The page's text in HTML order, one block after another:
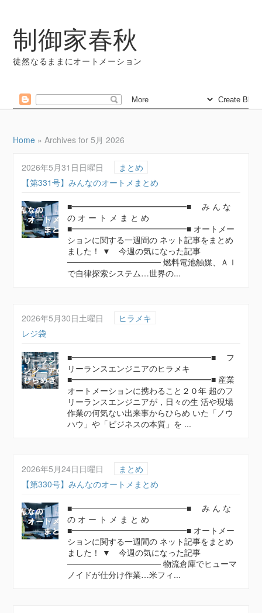
制御家春秋
徒然なるままにオートメーション
Home »Archives for 5月 2026
2026年5月31日日曜日
まとめ
【第331号】みんなのオートメまとめ
■━━━━━━━━━━━━━━■ み ん な
の オ ー ト メ ま と め
■━━━━━━━━━━━━━━■ オートメー
ションに関する一週間の ネット記事をまとめ
ました！ ▼ 今週の気になった記事
──────────────── 燃料電池触媒、ＡＩ
で自律探索システム…世界の...
2026年5月30日土曜日
ヒラメキ
レジ袋
■━━━━━━━━━━━━━━━━━■ フ
リーランスエンジニアのヒラメキ
■━━━━━━━━━━━━━━━━━■ 産業
オートメーションに携わること２０年 超のフ
リーランスエンジニアが，日々の生 活や現場
作業の何気ない出来事からひらめ いた「ノウ
ハウ」や「ビジネスの本質」を ...
2026年5月24日日曜日
まとめ
【第330号】みんなのオートメまとめ
■━━━━━━━━━━━━━━■ み ん な
の オ ー ト メ ま と め
■━━━━━━━━━━━━━━■ オートメー
ションに関する一週間の ネット記事をまとめ
ました！ ▼ 今週の気になった記事
──────────────── 物流倉庫でヒューマ
ノイドが仕分け作業…米フィ...